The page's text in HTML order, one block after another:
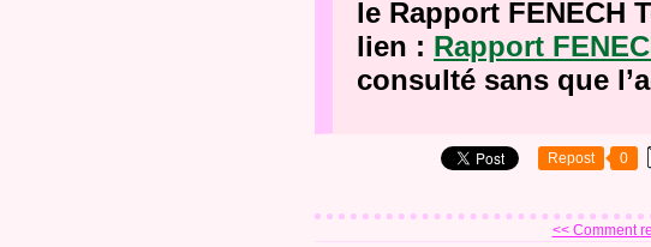
le Rapport FENECH
lien : Rapport
consulté sans que
Repost 0
<< Comment